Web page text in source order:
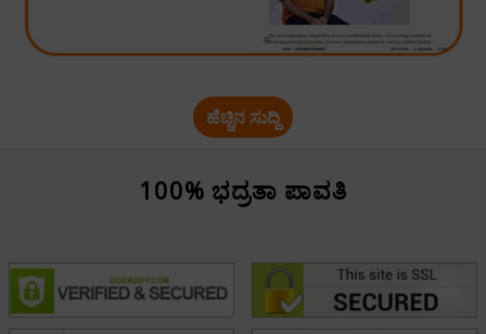
ಹೆಚ್ಚಿನ ಸುದ್ದಿ
100% ಭದ್ರತಾ ಪಾವತಿ